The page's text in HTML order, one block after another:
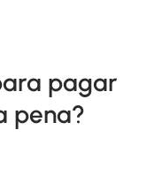
pagar
pena?